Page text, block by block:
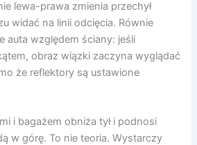
lewa-prawa zmienia przechył
widać na linii odcięcia. Równie
auta względem ściany: jeśli
obraz wiązki zaczyna wyglądać
że reflektory są ustawione
i bagażem obniża tył i podnosi
w górę. To nie teoria. Wystarczy